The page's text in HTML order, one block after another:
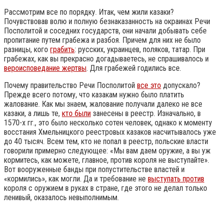
Рассмотрим все по порядку. Итак, чем жили казаки?
Почувствовав волю и полную безнаказанность на окраинах Речи
Посполитой и соседних государств, они начали добывать себе
пропитание путем грабежа и разбоя. Причем для них не было
разницы, кого грабить: русских, украинцев, поляков, татар. При
грабежах, как вы прекрасно догадываетесь, не спрашивалось и
вероисповедание жертвы. Для грабежей годились все.
Почему правительство Речи Посполитой все это допускало?
Прежде всего потому, что казакам нужно было платить
жалование. Как мы знаем, жалование получали далеко не все
казаки, а лишь те, кто были занесены в реестр. Изначально, в
1570-х гг., это было несколько сотен человек, однако к моменту
восстания Хмельницкого реестровых казаков насчитывалось уже
до 40 тысяч. Всем тем, кто не попал в реестр, польские власти
говорили примерно следующее: «Мы вам даем оружие, а вы уж
кормитесь, как можете, главное, против короля не выступайте».
Вот вооруженные банды при попустительстве властей и
«кормились», как могли. Да и требование не выступать против
короля с оружием в руках в стране, где этого не делал только
ленивый, оказалось невыполнимым.